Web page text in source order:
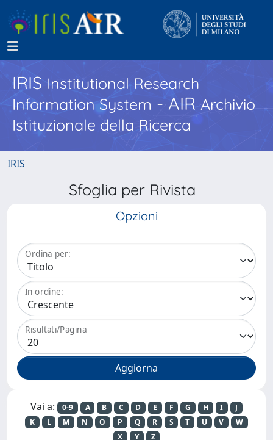
IRISInstitutional Research
Information System - AIR Archivio
Istituzionale della Ricerca
IRIS
Sfoglia per Rivista
Opzioni
Ordina per:
In ordine:
Risultati/Pagina
Vai a: 0-9 A B C D E F G H I
J
K
L M N O P Q R S T U V
W
X
Y Z